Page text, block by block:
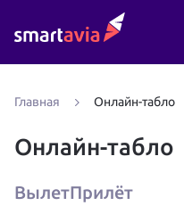
Главная Онлайн-табло
Онлайн-табло
ВылетПрилёт